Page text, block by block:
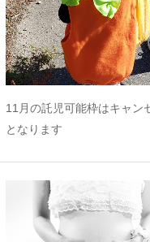
11月の託児可能枠はキャン
となります